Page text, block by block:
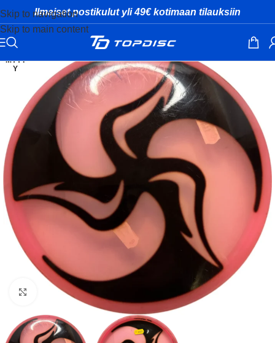
Skip to navigation
Skip to main content
Ilmaiset postikulut yli 49€ kotimaan tilauksiin
MYYT
Y
Klikkaa suuremmaksi